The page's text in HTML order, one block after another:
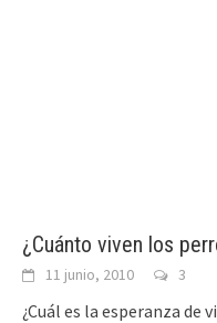
¿Cuánto viven los
11 junio, 2010 3
¿Cuál es la esperanza de